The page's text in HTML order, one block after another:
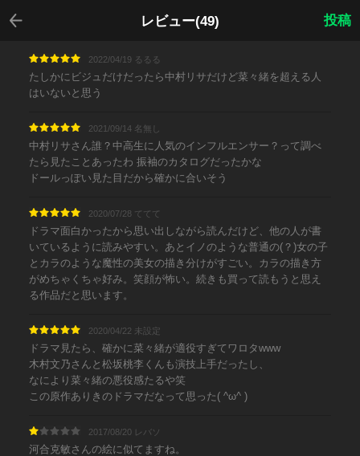
レビュー(49)
戻る
投稿
2022/04/19 るるる
たしかにビジュだけだったら中村リサだけど菜々緒を超える人
はいないと思う
2021/09/14 名無し
中村リサさん誰？中高生に人気のインフルエンサー？って調べ
たら見たことあったわ 振袖のカタログだったかな
ドールっぽい見た目だから確かに合いそう
2020/07/28 ててて
ドラマ面白かったから思い出しながら読んだけど、他の人が書
いているように読みやすい。あとイノのような普通の(？)女の子
とカラのような魔性の美女の描き分けがすごい。カラの描き方
がめちゃくちゃ好み。笑顔が怖い。続きも買って読もうと思え
る作品だと思います。
2020/04/22 未設定
ドラマ見たら、確かに菜々緒が適役すぎてワロタwww
木村文乃さんと松坂桃李くんも演技上手だったし、
なにより菜々緒の悪役感たるや笑
この原作ありきのドラマだなって思った( ^ω^ )
2017/08/20 レバソ
河合克敏さんの絵に似てますね。